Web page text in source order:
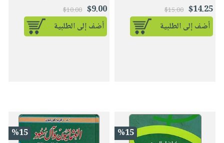
$14.25
$15.00
أضف إلى الطلبية
$9.00
$10.00
أضف إلى الطلبية
%15
%15